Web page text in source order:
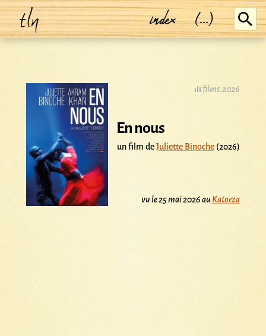
tln index (...)
films.2026
En nous
un film deJuliette Binoche(2026)
vu le 25 mai 2026 au Katorza